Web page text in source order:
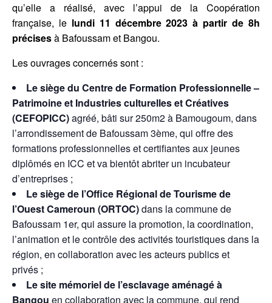
qu’elle a réalisé, avec l’appui de la Coopération
française, le lundi 11 décembre 2023 à partir de 8h
précisesà Bafoussam et Bangou.
Les ouvrages concernés sont :
Le siège du Centre de Formation Professionnelle –
Patrimoine et Industries culturelles et Créatives
(CEFOPICC)agréé, bâti sur 250m2 à Bamougoum, dans
l’arrondissement de Bafoussam 3ème, qui offre des
formations professionnelles et certifiantes aux jeunes
diplômés en ICC et va bientôt abriter un incubateur
d’entreprises ;
Le siège de l’Office Régional de Tourisme de
l’Ouest Cameroun (ORTOC)dans la commune de
Bafoussam 1er, qui assure la promotion, la coordination,
l’animation et le contrôle des activités touristiques dans la
région, en collaboration avec les acteurs publics et
privés ;
Le site mémoriel de l’esclavage aménagé à
Bangou en collaboration avec la commune, qui rend